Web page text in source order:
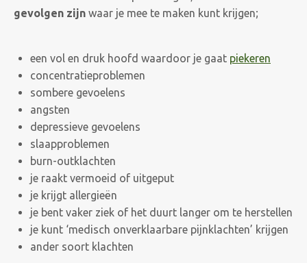
gevolgen zijn waar je mee te maken kunt krijgen;
een vol en druk hoofd waardoor je gaat piekeren
concentratieproblemen
sombere gevoelens
angsten
depressieve gevoelens
slaapproblemen
burn-outklachten
je raakt vermoeid of uitgeput
je krijgt allergieën
je bent vaker ziek of het duurt langer om te herstellen
je kunt ‘medisch onverklaarbare pijnklachten’ krijgen
ander soort klachten